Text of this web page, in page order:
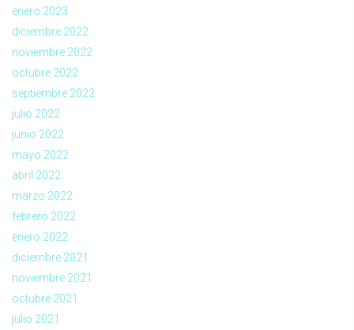
enero 2023
diciembre 2022
noviembre 2022
octubre 2022
septiembre 2022
julio 2022
junio 2022
mayo 2022
abril 2022
marzo 2022
febrero 2022
enero 2022
diciembre 2021
noviembre 2021
octubre 2021
julio 2021